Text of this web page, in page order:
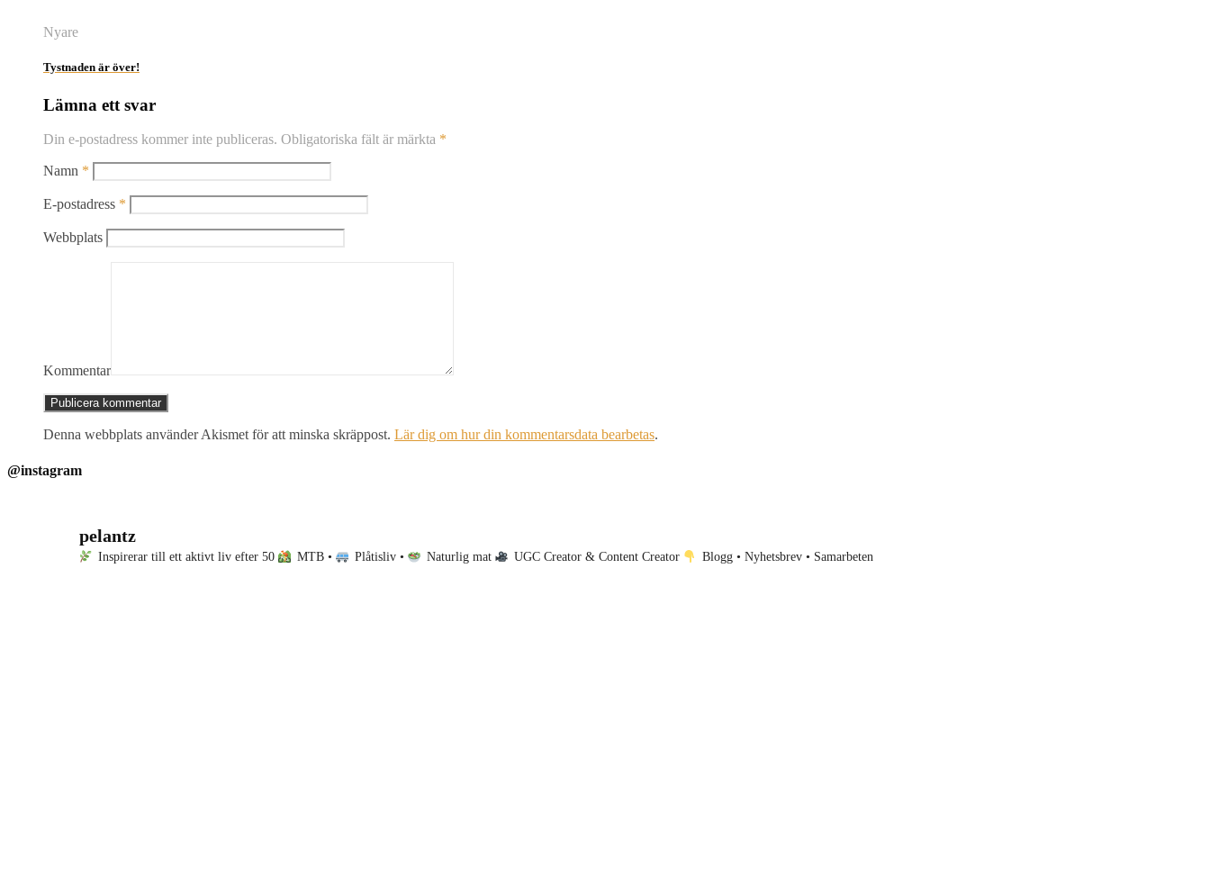
Nyare
Tystnaden är över!
Lämna ett svar
Din e-postadress kommer inte publiceras. Obligatoriska fält är märkta *
Namn *
E-postadress *
Webbplats
Kommentar
Denna webbplats använder Akismet för att minska skräppost. Lär dig om hur din kommentarsdata bearbetas.
@instagram
pelantz
Inspirerar till ett aktivt liv efter 50 MTB • Plåtisliv • Naturlig mat UGC Creator & Content Creator Blogg • Nyhetsbrev • Samarbeten